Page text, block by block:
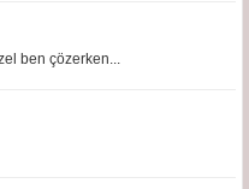
ben çözerken...